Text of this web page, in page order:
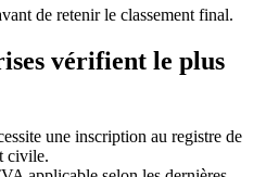
de retenir le classement final.
vérifient le plus
une inscription au registre de
civile.